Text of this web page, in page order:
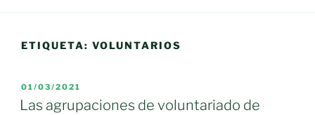
ETIQUETA: VOLUNTARIOS
PUBLICADO
EL
01/03/2021
Las agrupaciones de voluntariado de